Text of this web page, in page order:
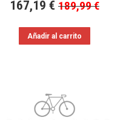
167,19 € 189,99€
Añadir al carrito